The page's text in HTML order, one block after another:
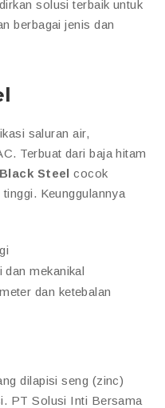
solusi terbaik untuk
berbagai jenis dan
saluran air,
Terbuat dari baja hitam
Steel cocok
Keunggulannya
dan mekanikal
dan ketebalan
dilapisi seng (zinc)
PT Solusi Inti Bersama